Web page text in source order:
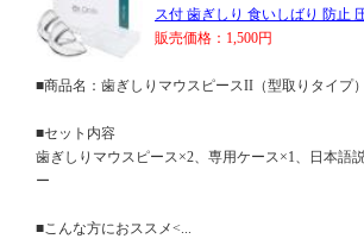
ス付 歯ぎしり 食いしばり 防止
販売価格：1,500円
■商品名：歯ぎしりマウスピースII（型取りタイプ）
■セット内容
歯ぎしりマウスピース×2、専用ケース×1、日本語
ー
■こんな方におススメ<...